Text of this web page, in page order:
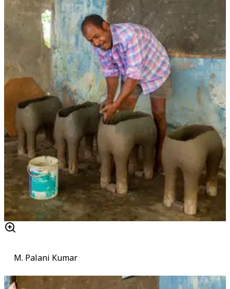
M. Palani Kumar